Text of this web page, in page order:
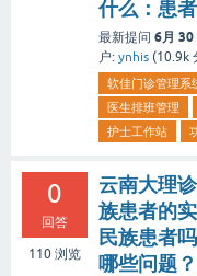
什么：患
最新提问 6月 30
户: ynhis (10.9k
软佳门诊管理系
医生排班管理
护士工作站
0
回答
110 浏览
云南大理
族患者的
民族患者
哪些问题